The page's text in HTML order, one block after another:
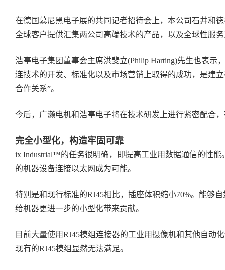
在德国慕尼黑电子展的共同记者招待会上，本公司石井和
全球客户提供汇集两公司高端技术的产品，以及全球性服
浩亭电子集团董事会主席洪斐立(Philip Harting)先生也表示
连技术的开发、标准化以及市场营销上取得的成功，是建
合作关系”。
今后，广濑电机和浩亭电子将在技术研发上进行紧密配合
完全小型化，构造牢固可靠
ix Industrial™的任务很明确，即提高工业用数据通信的性
的机器设备连接以太网成为可能。
特别是和现行标准的RJ45相比，插座体积缩小70%。能够
给机器更进一步的小型化带来贡献。
目前大量使用RJ45模组连接器的工业用摄像机和其他自动
现有的RJ45模组显然无法满足。